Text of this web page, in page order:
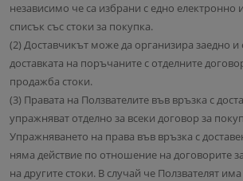
независимо че са избрани с едно електронно
списък със стоки за покупка.
(2) Доставчикът може да организира заедно
доставката на поръчаните с отделните
продажба стоки.
(3) Правата на Ползвателите във връзка с
упражняват отделно за всеки договор за
Упражняването на права във връзка с
няма действие по отношение на договорите
на другите стоки. В случай че Ползвателят